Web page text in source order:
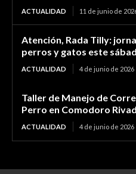
ACTUALIDAD 11 de junio de
Atención, Rada Tilly:
perros y gatos este
ACTUALIDAD 4 de junio de 2026
Taller de Manejo de
Perro en Comodoro
ACTUALIDAD 4 de junio de 2026